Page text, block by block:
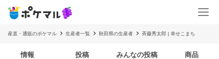
産直・通販のポケマル 生産者一覧 秋田県の生産者 斉藤秀太郎 | 幸せこまち
情報 投稿 みんなの投稿 商品